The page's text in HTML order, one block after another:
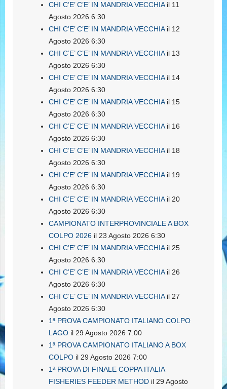
CHI C’E’ C’E’ IN MANDRIA VECCHIAil 11
Agosto 2026 6:30
CHI C’E’ C’E’ IN MANDRIA VECCHIAil 12
Agosto 2026 6:30
CHI C’E’ C’E’ IN MANDRIA VECCHIAil 13
Agosto 2026 6:30
CHI C’E’ C’E’ IN MANDRIA VECCHIAil 14
Agosto 2026 6:30
CHI C’E’ C’E’ IN MANDRIA VECCHIAil 15
Agosto 2026 6:30
CHI C’E’ C’E’ IN MANDRIA VECCHIAil 16
Agosto 2026 6:30
CHI C’E’ C’E’ IN MANDRIA VECCHIAil 18
Agosto 2026 6:30
CHI C’E’ C’E’ IN MANDRIA VECCHIAil 19
Agosto 2026 6:30
CHI C’E’ C’E’ IN MANDRIA VECCHIAil 20
Agosto 2026 6:30
CAMPIONATO INTERPROVINCIALE A BOX
COLPO 2026 il 23 Agosto 2026 6:30
CHI C’E’ C’E’ IN MANDRIA VECCHIAil 25
Agosto 2026 6:30
CHI C’E’ C’E’ IN MANDRIA VECCHIAil 26
Agosto 2026 6:30
CHI C’E’ C’E’ IN MANDRIA VECCHIAil 27
Agosto 2026 6:30
1ª PROVA CAMPIONATO ITALIANO COLPO
LAGO il 29 Agosto 2026 7:00
1ª PROVA CAMPIONATO ITALIANO A BOX
COLPO il 29 Agosto 2026 7:00
1ª PROVA DI FINALE COPPA ITALIA
FISHERIES FEEDER METHOD il 29 Agosto